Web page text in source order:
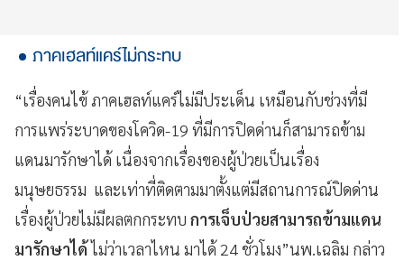
ภาคเฮลท์แคร์ไม่กระทบ
“เรื่องคนไข้ ภาคเฮลท์แคร์ไม่มีประเด็น เหมือนกับช่วงที่มี
การแพร่ระบาดของโควิด-19 ที่มีการปิดด่านก็สามารถข้าม
แดนมารักษาได้ เนื่องจากเรื่องของผู้ป่วยเป็นเรื่อง
มนุษยธรรม และเท่าที่ติดตามมาตั้งแต่มีสถานการณ์ปิดด่าน
เรื่องผู้ป่วยไม่มีผลตกกระทบ การเจ็บป่วยสามารถข้ามแดน
มารักษาได้ไม่ว่าเวลาไหน มาได้ 24 ชั่วโมง”นพ.เฉลิม กล่าว